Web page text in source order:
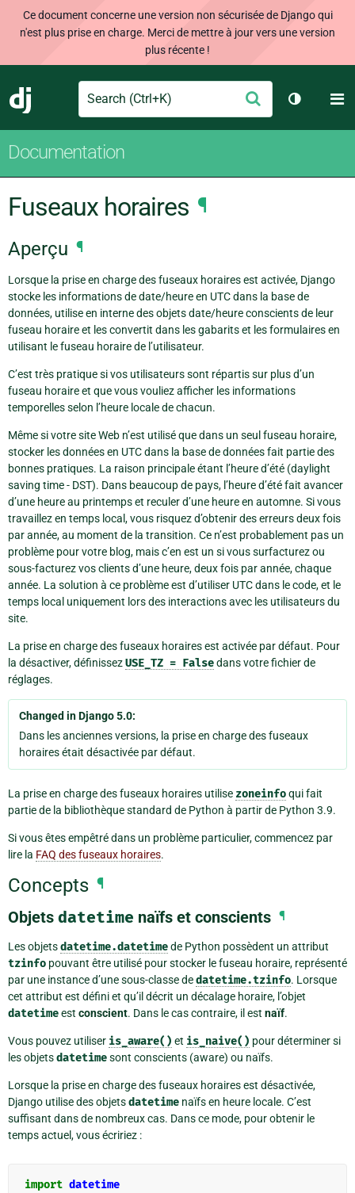
Ce document concerne une version non sécurisée de Django qui
n'est plus prise en charge. Merci de mettre à jour vers une version
plus récente !
Django
Search Envoyer
Changer
Documentation
Fuseaux horaires ¶
Aperçu ¶
Lorsque la prise en charge des fuseaux horaires est activée, Django
stocke les informations de date/heure en UTC dans la base de
données, utilise en interne des objets date/heure conscients de leur
fuseau horaire et les convertit dans les gabarits et les formulaires en
utilisant le fuseau horaire de l’utilisateur.
C’est très pratique si vos utilisateurs sont répartis sur plus d’un
fuseau horaire et que vous vouliez afficher les informations
temporelles selon l’heure locale de chacun.
Même si votre site Web n’est utilisé que dans un seul fuseau horaire,
stocker les données en UTC dans la base de données fait partie des
bonnes pratiques. La raison principale étant l’heure d’été (daylight
saving time - DST). Dans beaucoup de pays, l’heure d’été fait avancer
d’une heure au printemps et reculer d’une heure en automne. Si vous
travaillez en temps local, vous risquez d’obtenir des erreurs deux fois
par année, au moment de la transition. Ce n’est probablement pas un
problème pour votre blog, mais c’en est un si vous surfacturez ou
sous-facturez vos clients d’une heure, deux fois par année, chaque
année. La solution à ce problème est d’utiliser UTC dans le code, et le
temps local uniquement lors des interactions avec les utilisateurs du
site.
La prise en charge des fuseaux horaires est activée par défaut. Pour
la désactiver, définissezUSE_TZ = Falsedans votre fichier de
réglages.
Changed in Django 5.0:
Dans les anciennes versions, la prise en charge des fuseaux
horaires était désactivée par défaut.
La prise en charge des fuseaux horaires utilise zoneinfoqui fait
partie de la bibliothèque standard de Python à partir de Python 3.9.
Si vous êtes empêtré dans un problème particulier, commencez par
lire la FAQ des fuseaux horaires.
Concepts ¶
Objets datetime naïfs et conscients ¶
Les objetsdatetime.datetimede Python possèdent un attribut
tzinfo pouvant être utilisé pour stocker le fuseau horaire, représenté
par une instance d’une sous-classe dedatetime.tzinfo. Lorsque
cet attribut est défini et qu’il décrit un décalage horaire, l’objet
datetimeest conscient. Dans le cas contraire, il est naïf.
Vous pouvez utiliser is_aware() et is_naive() pour déterminer si
les objetsdatetimesont conscients (aware) ou naïfs.
Lorsque la prise en charge des fuseaux horaires est désactivée,
Django utilise des objetsdatetime naïfs en heure locale. C’est
suffisant dans de nombreux cas. Dans ce mode, pour obtenir le
temps actuel, vous écririez :
import datetime